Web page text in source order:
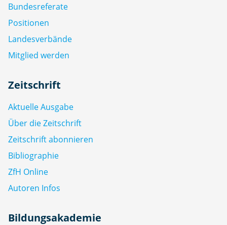
Bundesreferate
Positionen
Landesverbände
Mitglied werden
Zeitschrift
Aktuelle Ausgabe
Über die Zeitschrift
Zeitschrift abonnieren
Bibliographie
ZfH Online
Autoren Infos
Bildungsakademie